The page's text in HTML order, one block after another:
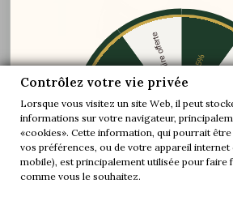
Au niveau du coup de pied, l’axe
modifié afin de donner
au pied et de garantir maintient
Contrôlez votre vie privée
Lorsque vous visitez un site Web, il peut
informations sur votre navigateur,
«cookies». Cette information, qui pourrait
vos préférences, ou de votre appareil
mobile), est principalement utilisée pour faire
comme vous le souhaitez.
-5%
-
Une paire offerte
-10%
-20%
-30% Une paire offerte